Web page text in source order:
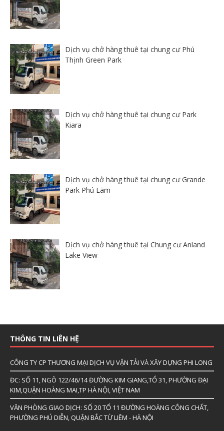
Dịch vụ chở hàng thuê tại chung cư Phú
Thịnh Green Park
Dịch vụ chở hàng thuê tại chung cư Park
Kiara
Dịch vụ chở hàng thuê tại chung cư Grande
Park Phú Lãm
Dịch vụ chở hàng thuê tại Chung cư Anland
Lake View
THÔNG TIN LIÊN HỆ
CÔNG TY CP THƯƠNG MẠI DỊCH VỤ VẬN TẢI VÀ XÂY DỰNG PHI LONG
ĐC: SỐ 11, NGÕ 122/46/14 ĐƯỜNG KIM GIANG,TỔ 31, PHƯỜNG ĐẠI
KIM,QUẬN HOÀNG MAI,TP HÀ NỘI, VIỆT NAM
VĂN PHÒNG GIAO DỊCH: SỐ 20 TỔ 11 ĐƯỜNG HOÀNG CÔNG CHẤT,
PHƯỜNG PHÚ DIỄN, QUẬN BẮC TỪ LIÊM - HÀ NỘI